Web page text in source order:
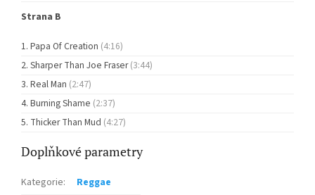
Strana B
Papa Of Creation (4:16)
Sharper Than Joe Fraser(3:44)
Real Man (2:47)
Burning Shame (2:37)
Thicker Than Mud (4:27)
Doplňkové parametry
Kategorie:
Reggae